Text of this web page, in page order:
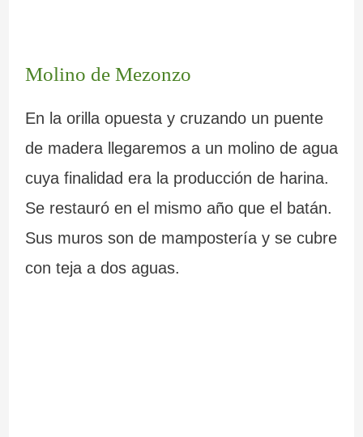
Molino de Mezonzo
En la orilla opuesta y cruzando un puente
de madera llegaremos a un molino de agua
cuya finalidad era la producción de harina.
Se restauró en el mismo año que el batán.
Sus muros son de mampostería y se cubre
con teja a dos aguas.